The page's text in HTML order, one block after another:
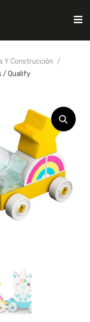
Y Construcción
/ Qualify